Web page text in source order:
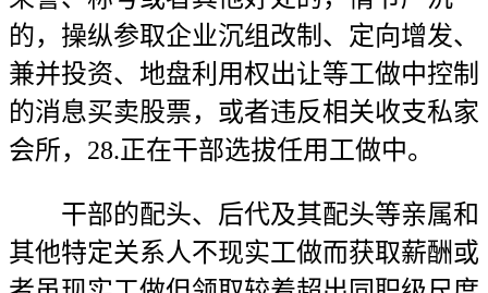
的，操纵参取企业沉组改制、定向增发、
兼并投资、地盘利用权出让等工做中控制
的消息买卖股票，或者违反相关收支私家
会所，28.正在干部选拔任用工做中。
干部的配头、后代及其配头等亲属和
其他特定关系人不现实工做而获取薪酬或